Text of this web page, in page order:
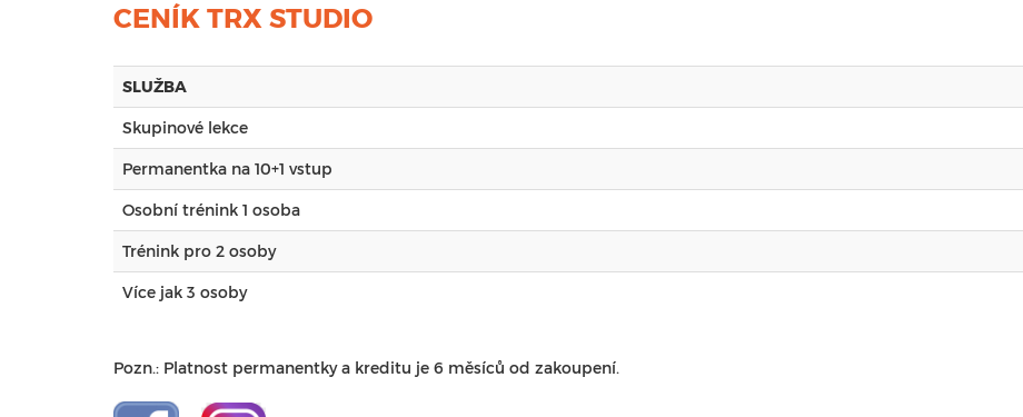
CENÍK TRX STUDIO
SLUŽBA
Skupinové lekce
Permanentka na 10+1 vstup
Osobní trénink 1 osoba
Trénink pro 2 osoby
Více jak 3 osoby
Pozn.: Platnost permanentky a kreditu je 6 měsíců od zakoupení.